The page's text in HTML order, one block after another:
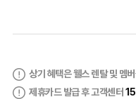
상기 혜택은 웰스 렌탈 및 멤
제휴카드 발급 후 고객센터